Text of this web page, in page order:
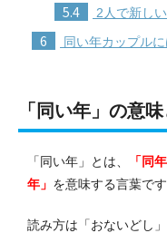
5.4 2人で新し
6 同い年カップル
「同い年」の意
「同い年」とは、
「同
年」 を意味する言葉です
読み方は「おないどし